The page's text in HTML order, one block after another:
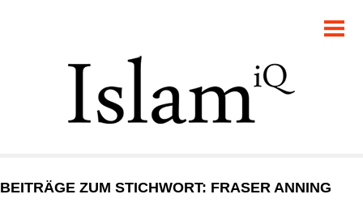
GESELLSCHAFT
STARTSEITE
BEITRÄGE ZUM STICHWORT: FRASER ANNING